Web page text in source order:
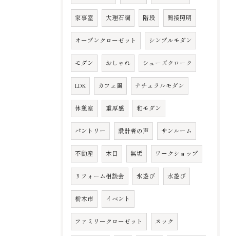
家事室 大理石調 階段 間接照明
オープンクローゼット シンプルモダン
モダン おしゃれ シューズクローク
LDK カフェ風 ナチュラルモダン
休憩室 重厚感 和モダン
パントリー 設計者の声 サンルーム
不動産 木目 無垢 ワークショップ
リフォーム相談会 氷遊び 水遊び
栃木市 イベント
ファミリークローゼット ヌック